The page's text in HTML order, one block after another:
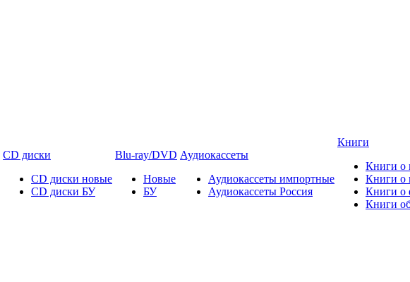
CD диски
CD диски новые
CD диски БУ
Blu-ray/DVD
Новые
БУ
Аудиокассеты
Аудиокассеты импортные
Аудиокассеты Россия
Книги
Книги о
Книги о
Книги о
Книги